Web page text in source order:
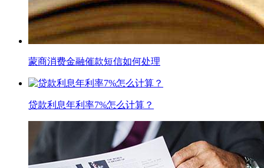
蒙商消费金融催款短信如何处理
贷款利息年利率7%怎么计算？